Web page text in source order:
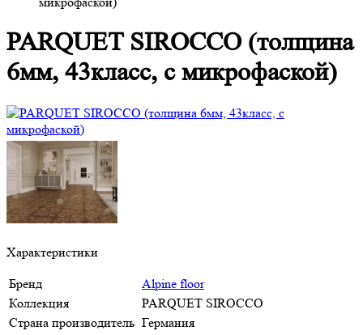
PARQUET SIROCCO (толщина
6мм, 43класс, с микрофаской)
Характеристики
Бренд
Alpine floor
Коллекция
PARQUET SIROCCO
Страна производитель Германия